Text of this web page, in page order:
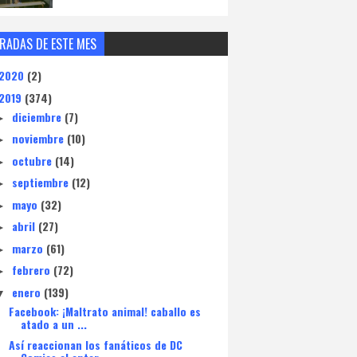
DE ESTE MES
2020 (2)
2019 (374)
diciembre (7)
noviembre (10)
octubre (14)
septiembre (12)
mayo (32)
abril (27)
marzo (61)
febrero (72)
enero (139)
Facebook: ¡Maltrato animal! caballo es
atado a un ...
Así reaccionan los fanáticos de DC